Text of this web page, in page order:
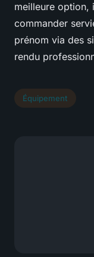
meilleure option,
commander
prénom via des
rendu
Équipement